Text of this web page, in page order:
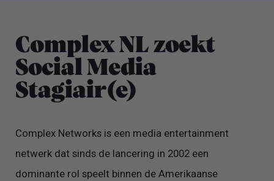
Complex NL zoekt
Social Media
Stagiair(e)
Complex Networks is een media entertainment
netwerk dat sinds de lancering in 2002 een
dominante rol speelt binnen de Amerikaanse